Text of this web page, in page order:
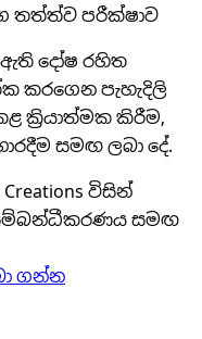
තත්ත්ව පරීක්ෂාව
ඇති දෝෂ රහිත
කරගෙන පැහැදිලි
ක්‍රියාත්මක කිරීම,
සමඟ ලබා දේ.
Creations විසින්
සම්බන්ධීකරණය සමඟ
ගන්න